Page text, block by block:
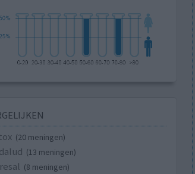
(20 meningen)
(13 meningen)
(8 meningen)